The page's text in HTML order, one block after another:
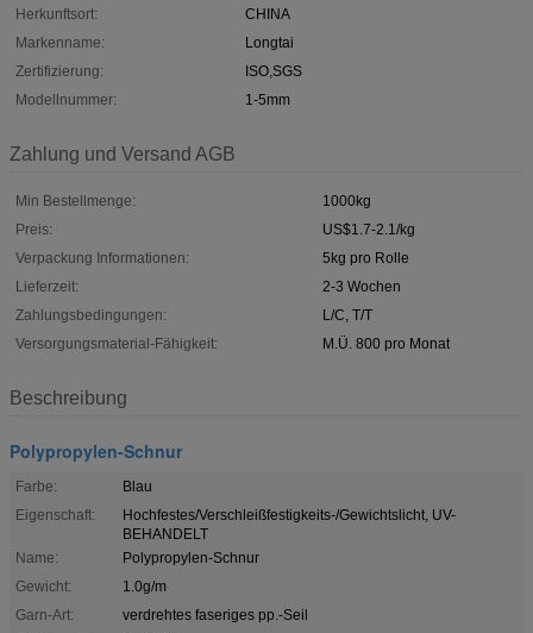
Herkunftsort:
CHINA
Markenname:
Longtai
Zertifizierung:
ISO,SGS
Modellnummer:
1-5mm
Zahlung und Versand AGB
Min Bestellmenge:
1000kg
Preis:
US$1.7-2.1/kg
Verpackung Informationen:
5kg pro Rolle
Lieferzeit:
2-3 Wochen
Zahlungsbedingungen:
L/C, T/T
Versorgungsmaterial-Fähigkeit:
M.Ü. 800 pro Monat
Beschreibung
Polypropylen-Schnur
Farbe:
Blau
Eigenschaft:
Hochfestes/Verschleißfestigkeits-/Gewichtslicht, UV-
BEHANDELT
Name:
Polypropylen-Schnur
Gewicht:
1.0g/m
Garn-Art:
verdrehtes faseriges pp.-Seil